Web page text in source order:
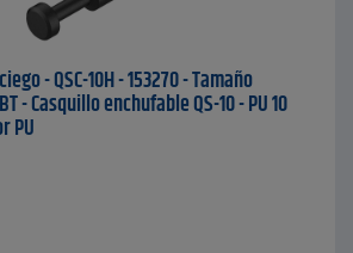
- QSC-10H - 153270 - Tamaño
- Casquillo enchufable QS-10 - PU 10
PU